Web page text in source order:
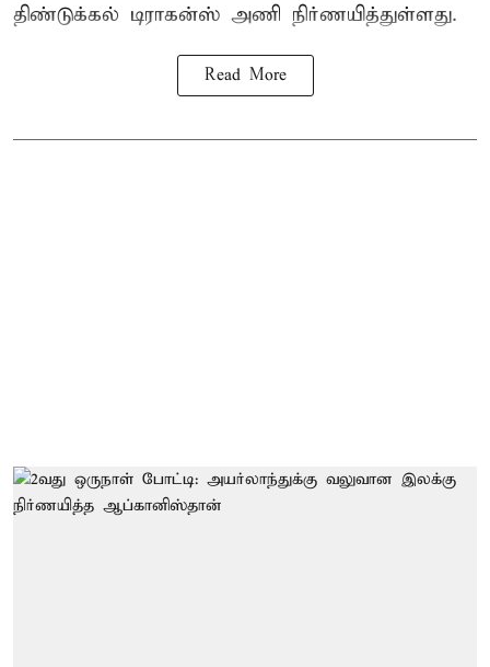
திண்டுக்கல் டிராகன்ஸ் அணி நிர்ணயித்துள்ளது.
Read More